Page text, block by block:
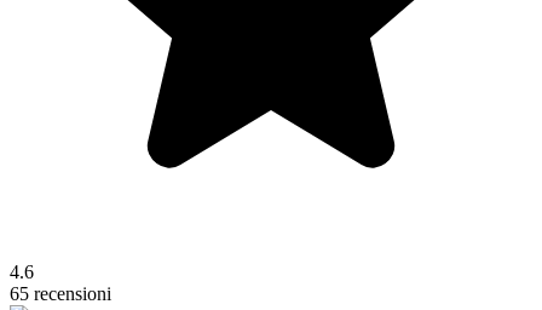
4.6
65 recensioni